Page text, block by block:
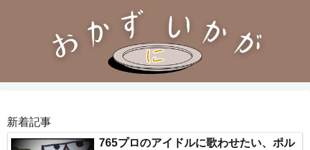
新着記事
765プロのアイドルに歌わせたい、ポル